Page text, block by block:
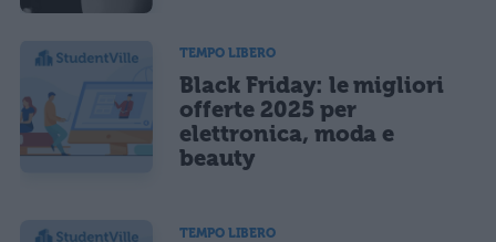
TEMPO LIBERO
Black Friday: le migliori
offerte 2025 per
elettronica, moda e
beauty
TEMPO LIBERO